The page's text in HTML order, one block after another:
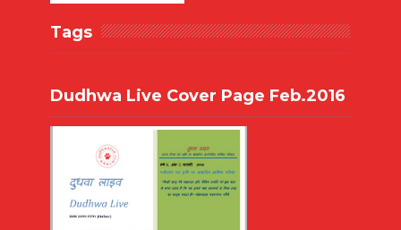
Tags
Dudhwa Live Cover Page Feb.2016